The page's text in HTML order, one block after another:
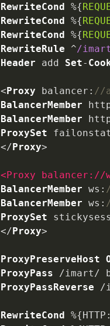
RewriteCond %{
RewriteCond %{
RewriteCond %{
RewriteRule ^/
Header add Set-
<Proxy balancer : //
BalancerMember
BalancerMember
ProxySet
</Proxy>
<Proxy balancer: //
BalancerMember ws :
BalancerMember ws :
ProxySet
</Proxy>
ProxyPreserveHost
ProxyPass /imart/
ProxyPassReverse /
RewriteCond %{HTTP :